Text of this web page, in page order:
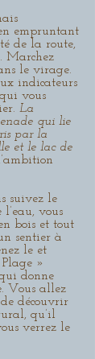
empruntant
de la route,
Marchez
le virage.
indicateurs
vous
La
qui lie
par la
et le lac de
suivez le
vous
bois et tout
sentier à
le et
»
donne
Vous allez
découvrir
qu’il
verrez le